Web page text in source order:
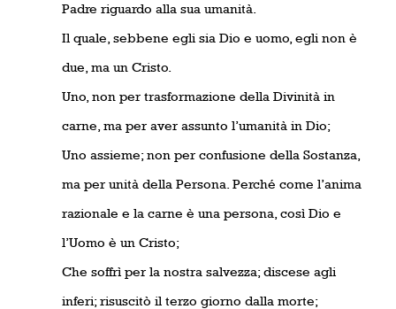
Padre riguardo alla sua umanità.
Il quale, sebbene egli sia Dio e uomo, egli non è
due, ma un Cristo.
Uno, non per trasformazione della Divinità in
carne, ma per aver assunto l’umanità in Dio;
Uno assieme; non per confusione della Sostanza,
ma per unità della Persona. Perché come l’anima
razionale e la carne è una persona, così Dio e
l’Uomo è un Cristo;
Che soffrì per la nostra salvezza; discese agli
inferi; risuscitò il terzo giorno dalla morte;